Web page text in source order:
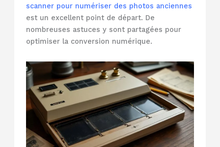
scanner pour numériser des photos anciennes
est un excellent point de départ. De
nombreuses astuces y sont partagées pour
optimiser la conversion numérique.